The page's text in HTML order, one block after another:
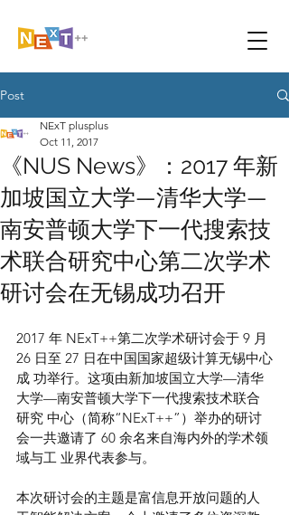
Post
《NUS News》：2017 年新
加坡国立大学—清华大学—
南安普顿大学下一代搜索技
术联合研究中心第二次学术
研讨会在无锡成功召开
NExT plusplus
Oct 11, 2017
2017 年 NExT++第二次学术研讨会于 9 月
26 日至 27 日在中国国家超级计算无锡中心
成 功举行。这项由新加坡国立大学—清华
大学—南安普顿大学下一代搜索技术联合
研究 中心（简称“NExT++”）举办的研讨
会一共邀请了 60 余名来自海内外的学术领
域与工 业界代表参与。
本次研讨会的主题是富信息开放问题的人